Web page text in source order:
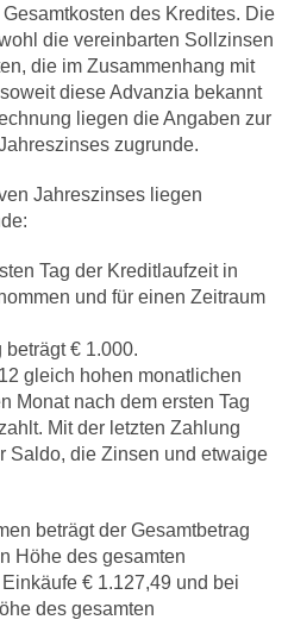
des Kredites. Die
die vereinbarten Sollzinsen
die im Zusammenhang mit
diese Advanzia bekannt
liegen die Angaben zur
zugrunde.
Jahreszinses liegen
Tag der Kreditlaufzeit in
und für einen Zeitraum
€ 1.000.
gleich hohen monatlichen
Monat nach dem ersten Tag
Mit der letzten Zahlung
Saldo, die Zinsen und etwaige
beträgt der Gesamtbetrag
Höhe des gesamten
€ 1.127,49 und bei
des gesamten